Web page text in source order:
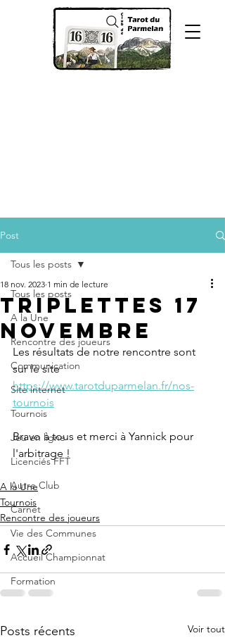
Post
Tous les posts
A la Une
Rencontre des joueurs
Communication
Site internet
Tournois
Jeu en ligne
Licenciés FFT
Autre Club
Carnet
Vie des Communes
Accueil Championnat
Formation
Tous les posts
Triplettes 17
Novembre
18 nov. 2023 1 min de lecture
Les résultats de notre rencontre sont
sur le site
https://www.tarotduparmelan.fr/nos-
tournois
Bravo à tous et merci à Yannick pour
l'arbitrage !
A la Une
Tournois
Rencontre des joueurs
Posts récents Voir tout